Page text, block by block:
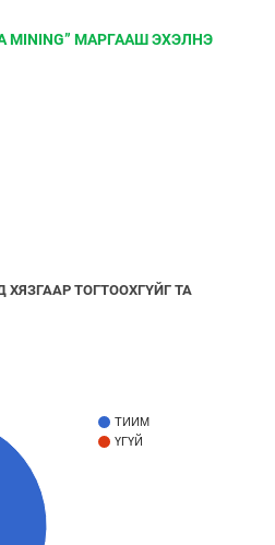
MINING” МАРГААШ ЭХЭЛНЭ
ТОГТООХГҮЙГ ТА
ТИЙМ
ҮГҮЙ